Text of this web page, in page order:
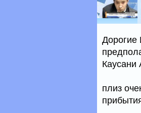
Дорогие
Каусани
плиз